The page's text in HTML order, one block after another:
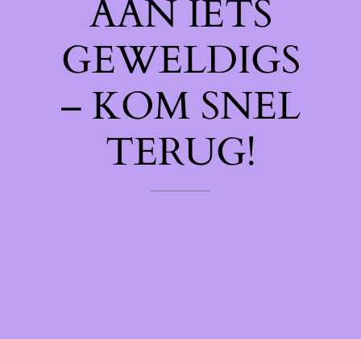
AAN IETS
GEWELDIGS
– KOM SNEL
TERUG!